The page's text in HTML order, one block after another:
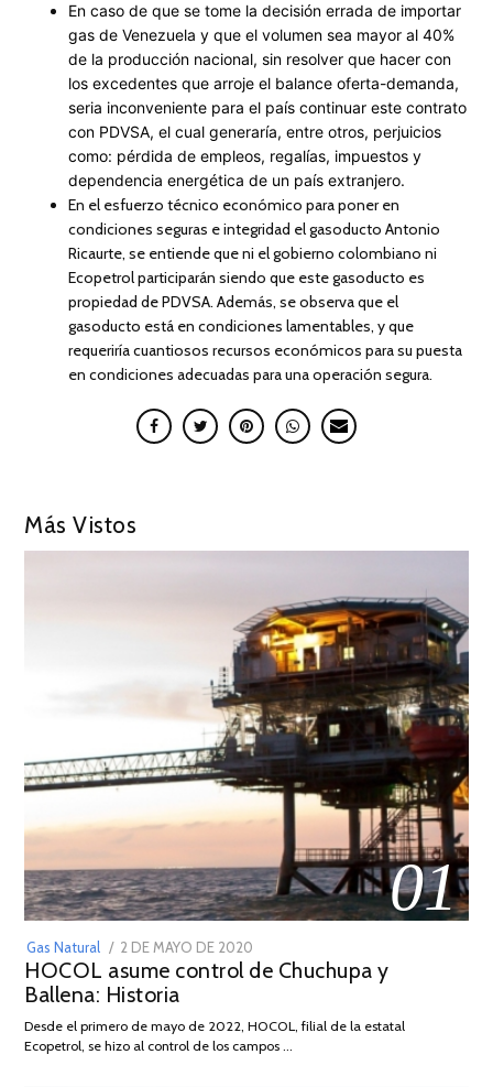
En caso de que se tome la decisión errada de importar
gas de Venezuela y que el volumen sea mayor al 40%
de la producción nacional, sin resolver que hacer con
los excedentes que arroje el balance oferta-demanda,
seria inconveniente para el país continuar este contrato
con PDVSA, el cual generaría, entre otros, perjuicios
como: pérdida de empleos, regalías, impuestos y
dependencia energética de un país extranjero.
En el esfuerzo técnico económico para poner en
condiciones seguras e integridad el gasoducto Antonio
Ricaurte, se entiende que ni el gobierno colombiano ni
Ecopetrol participarán siendo que este gasoducto es
propiedad de PDVSA. Además, se observa que el
gasoducto está en condiciones lamentables, y que
requeriría cuantiosos recursos económicos para su puesta
en condiciones adecuadas para una operación segura.
Más Vistos
01
Gas Natural
POSTED
ON
2 DE MAYO DE 2020
DE
2026
HOCOL asume control de Chuchupa y
Ballena: Historia
Desde el primero de mayo de 2022, HOCOL, filial de la estatal
Ecopetrol, se hizo al control de los campos …